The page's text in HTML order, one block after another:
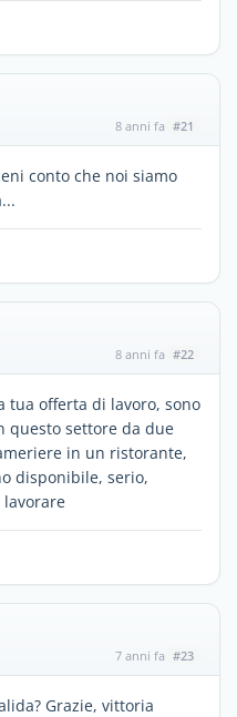
8 anni fa #21
conto che noi siamo
8 anni fa #22
tua offerta di lavoro, sono
questo settore da due
in un ristorante,
disponibile, serio,
7 anni fa #23
Grazie, vittoria